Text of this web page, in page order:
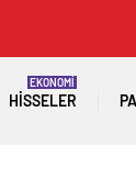
HISSELER
EKONOMİ